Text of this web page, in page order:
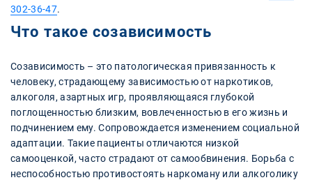
302-36-47.
Что такое созависимость
Созависимость – это патологическая привязанность к
человеку, страдающему зависимостью от наркотиков,
алкоголя, азартных игр, проявляющаяся глубокой
поглощенностью близким, вовлеченностью в его жизнь и
подчинением ему. Сопровождается изменением социальной
адаптации. Такие пациенты отличаются низкой
самооценкой, часто страдают от самообвинения. Борьба с
неспособностью противостоять наркоману или алкоголику